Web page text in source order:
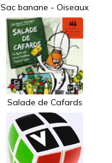
Sac banane - Oiseaux
Salade de Cafards